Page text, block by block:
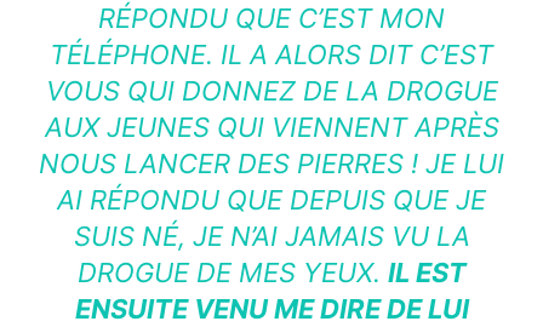
RÉPONDU QUE C’EST MON
TÉLÉPHONE. IL A ALORS DIT C’EST
VOUS QUI DONNEZ DE LA DROGUE
AUX JEUNES QUI VIENNENT APRÈS
NOUS LANCER DES PIERRES ! JE LUI
AI RÉPONDU QUE DEPUIS QUE JE
SUIS NÉ, JE N’AI JAMAIS VU LA
DROGUE DE MES YEUX. IL EST
ENSUITE VENU ME DIRE DE LUI